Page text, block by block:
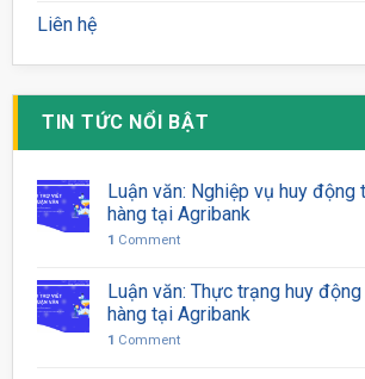
Liên hệ
TIN TỨC NỔI BẬT
Luận văn: Nghiệp vụ huy động
hàng tại Agribank
1 Comment
Luận văn: Thực trạng huy
hàng tại Agribank
1 Comment